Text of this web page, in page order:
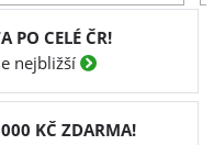
PO CELÉ ČR!
nejbližší
KČ ZDARMA!